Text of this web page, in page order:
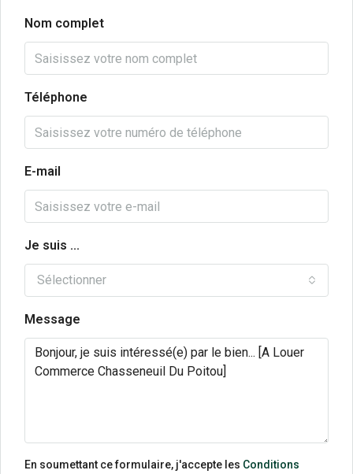
Nom complet
Téléphone
E-mail
Je suis ...
Sélectionner
Message
En soumettant ce formulaire, j'accepte les Conditions